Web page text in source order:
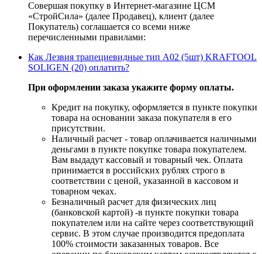
Совершая покупку в Интернет-магазине ЦСМ
«СтройСила» (далее Продавец), клиент (далее
Покупатель) соглашается со всеми ниже
перечисленными правилами:
Как Лезвия трапециевидные тип А02 (5шт) KRAFTOOL
SOLIGEN (20) оплатить?
При оформлении заказа укажите форму оплаты.
Кредит на покупку, оформляется в пункте покупки
товара на основании заказа покупателя в его
присутствии.
Наличный расчет - товар оплачивается наличными
деньгами в пункте покупке товара покупателем.
Вам выдадут кассовый и товарный чек. Оплата
принимается в российских рублях строго в
соответствии с ценой, указанной в кассовом и
товарном чеках.
Безналичный расчет для физических лиц
(банковской картой) -в пункте покупки товара
покупателем или на сайте через соответствующий
сервис. В этом случае производится предоплата
100% стоимости заказанных товаров. Все